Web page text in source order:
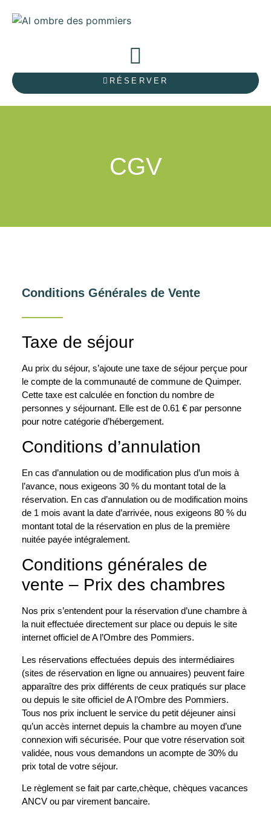
RÉSERVER
CGV
Conditions Générales de Vente
Taxe de séjour
Au prix du séjour, s’ajoute une taxe de séjour perçue pour
le compte de la communauté de commune de Quimper.
Cette taxe est calculée en fonction du nombre de
personnes y séjournant. Elle est de 0.61 € par personne
pour notre catégorie d’hébergement.
Conditions d’annulation
En cas d’annulation ou de modification plus d’un mois à
l’avance, nous exigeons 30 % du montant total de la
réservation. En cas d’annulation ou de modification moins
de 1 mois avant la date d’arrivée, nous exigeons 80 % du
montant total de la réservation en plus de la première
nuitée payée intégralement.
Conditions générales de
vente – Prix des chambres
Nos prix s’entendent pour la réservation d’une chambre à
la nuit effectuée directement sur place ou depuis le site
internet officiel de A l’Ombre des Pommiers.
Les réservations effectuées depuis des intermédiaires
(sites de réservation en ligne ou annuaires) peuvent faire
apparaître des prix différents de ceux pratiqués sur place
ou depuis le site officiel de A l’Ombre des Pommiers.
Tous nos prix incluent le service du petit déjeuner ainsi
qu’un accès internet depuis la chambre au moyen d’une
connexion wifi sécurisée. Pour que votre réservation soit
validée, nous vous demandons un acompte de 30% du
prix total de votre séjour.
Le règlement se fait par carte,chèque, chèques vacances
ANCV ou par virement bancaire.